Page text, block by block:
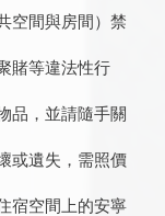
空間與房間）禁
賭等違法性行
品，並請隨手關
或遺失，需照價
宿空間上的安寧